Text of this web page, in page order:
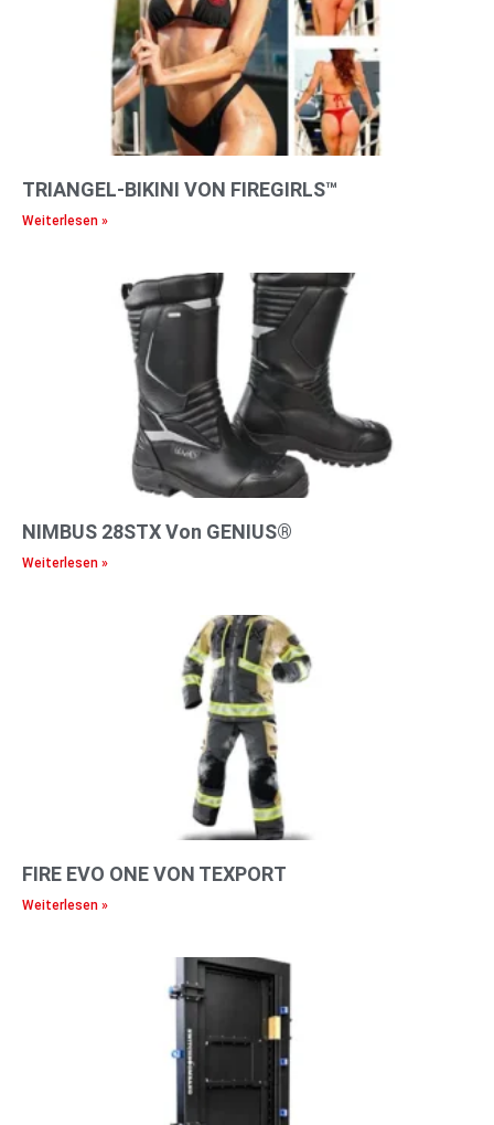
TRIANGEL-BIKINI VON FIREGIRLS™
Weiterlesen »
NIMBUS 28STX Von GENIUS®
Weiterlesen »
FIRE EVO ONE VON TEXPORT
Weiterlesen »